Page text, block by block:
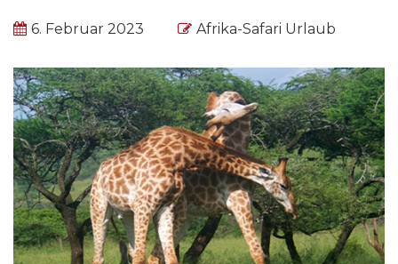
6. Februar 2023 Afrika-Safari Urlaub